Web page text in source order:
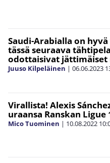
Saudi-Arabialla on
tässä seuraava
odottaisivat jättimäiset
Juuso Kilpeläinen | 06.06.2023
Virallista! Alexis
uraansa Ranskan Ligue
Mico Tuominen | 10.08.2022